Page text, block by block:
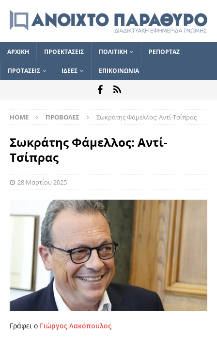
ΑΡΧΙΚΗ ΠΡΟΕΚΤΑΣΕΙΣ ΠΟΛΙΤΙΚΗ ΡΕΠΟΡΤΑΖ
ΠΡΟΤΑΣΕΙΣ ΙΔΕΕΣ ΕΠΙΚΟΙΝΩΝΙΑ
HOME ΠΡΟΒΟΛΕΣ Σωκράτης Φάμελλος: Αντί-Τσίπρας
Σωκράτης Φάμελλος: Αντί-
Τσίπρας
28 Μαρτίου 2025
Γράφει ο Γιώργος Λακόπουλος